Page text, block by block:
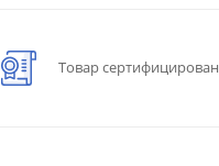
Товар сертифицирован